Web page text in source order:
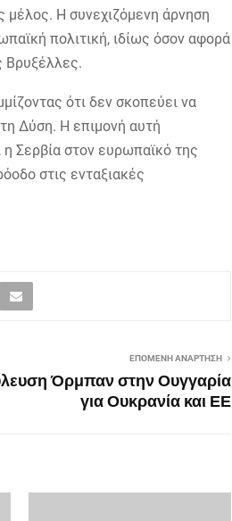
μέλος. Η συνεχιζόμενη άρνηση
πολιτική, ιδίως όσον αφορά
Βρυξέλλες.
ότι δεν σκοπεύει να
Δύση. Η επιμονή αυτή
η Σερβία στον ευρωπαϊκό της
στις ενταξιακές
ΕΠΌΜΕΝΗ ΑΝΆΡΤΗΣΗ
Όρμπαν στην Ουγγαρία
για Ουκρανία και ΕΕ